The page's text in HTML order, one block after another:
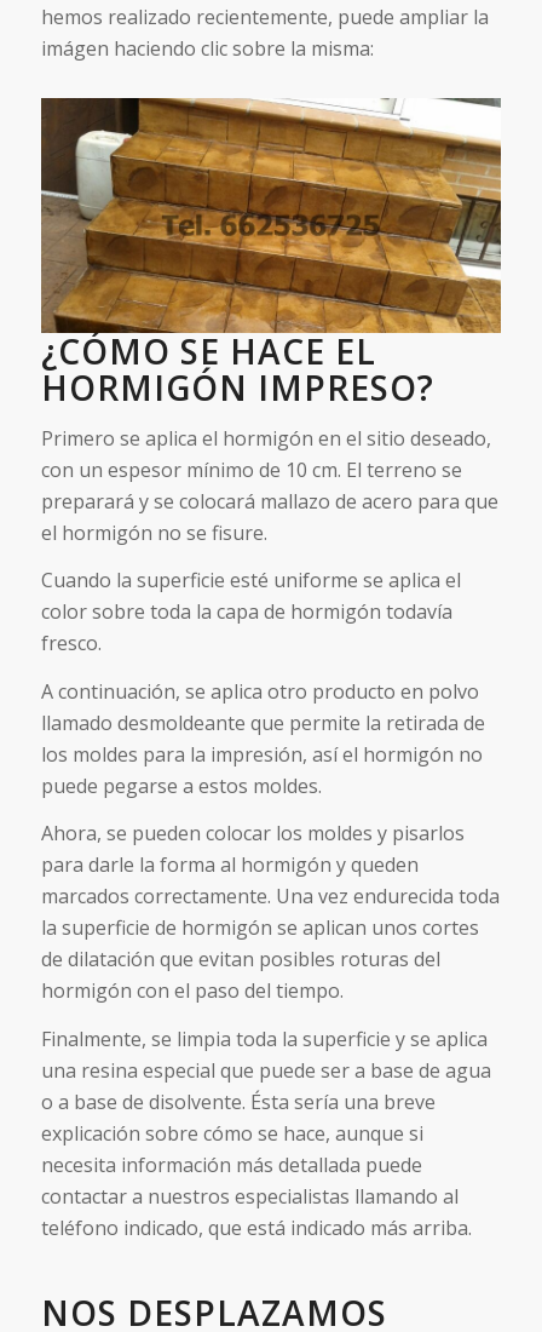
hemos realizado recientemente, puede ampliar la
imágen haciendo clic sobre la misma:
¿CÓMO SE HACE EL
HORMIGÓN IMPRESO?
Primero se aplica el hormigón en el sitio deseado,
con un espesor mínimo de 10 cm. El terreno se
preparará y se colocará mallazo de acero para que
el hormigón no se fisure.
Cuando la superficie esté uniforme se aplica el
color sobre toda la capa de hormigón todavía
fresco.
A continuación, se aplica otro producto en polvo
llamado desmoldeante que permite la retirada de
los moldes para la impresión, así el hormigón no
puede pegarse a estos moldes.
Ahora, se pueden colocar los moldes y pisarlos
para darle la forma al hormigón y queden
marcados correctamente. Una vez endurecida toda
la superficie de hormigón se aplican unos cortes
de dilatación que evitan posibles roturas del
hormigón con el paso del tiempo.
Finalmente, se limpia toda la superficie y se aplica
una resina especial que puede ser a base de agua
o a base de disolvente. Ésta sería una breve
explicación sobre cómo se hace, aunque si
necesita información más detallada puede
contactar a nuestros especialistas llamando al
teléfono indicado, que está indicado más arriba.
NOS DESPLAZAMOS